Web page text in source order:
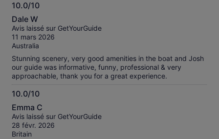
10.0/10
10.0
sur
10
Dale W
Avis laissé sur GetYourGuide
11 mars 2026
Australia
Stunning scenery, very good amenities in the boat and Josh
our guide was informative, funny, professional & very
approachable, thank you for a great experience.
10.0/10
10.0
sur
10
Emma C
Avis laissé sur GetYourGuide
28 févr. 2026
Britain